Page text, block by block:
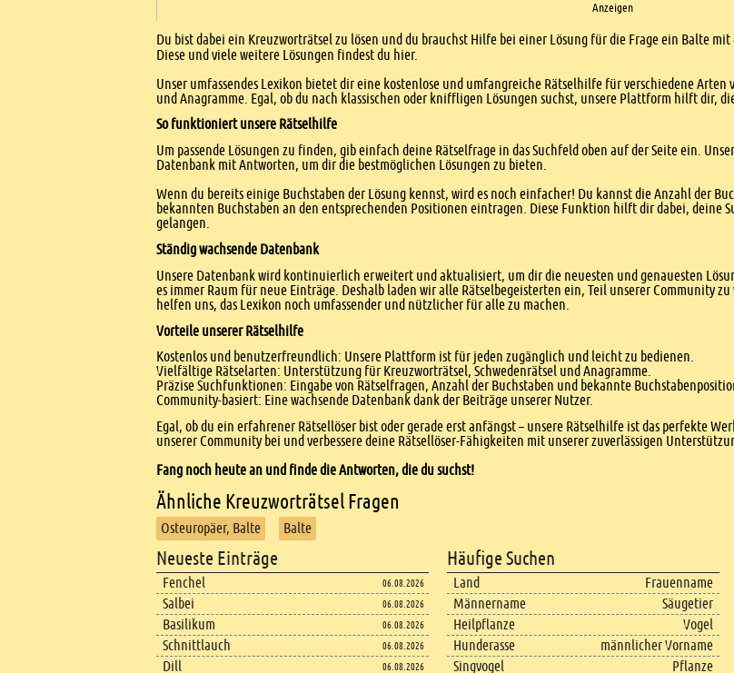
Anzeigen
Einleitung
Du bist dabei ein Kreuzworträtsel zu lösen und du brauchst Hilfe bei einer Lösung für die Frage ein Balte
Diese und viele weitere Lösungen findest du hier.
Unser umfassendes Lexikon bietet dir eine kostenlose und umfangreiche Rätselhilfe für verschiedene
und Anagramme. Egal, ob du nach klassischen oder kniffligen Lösungen suchst, unsere Plattform hilft dir,
So funktioniert unsere Rätselhilfe
Um passende Lösungen zu finden, gib einfach deine Rätselfrage in das Suchfeld oben auf der Seite ein.
Datenbank mit Antworten, um dir die bestmöglichen Lösungen zu bieten.
Wenn du bereits einige Buchstaben der Lösung kennst, wird es noch einfacher! Du kannst die Anzahl der
bekannten Buchstaben an den entsprechenden Positionen eintragen. Diese Funktion hilft dir dabei, deine
gelangen.
Ständig wachsende Datenbank
Unsere Datenbank wird kontinuierlich erweitert und aktualisiert, um dir die neuesten und genauesten
es immer Raum für neue Einträge. Deshalb laden wir alle Rätselbegeisterten ein, Teil unserer Community
helfen uns, das Lexikon noch umfassender und nützlicher für alle zu machen.
Vorteile unserer Rätselhilfe
Kostenlos und benutzerfreundlich: Unsere Plattform ist für jeden zugänglich und leicht zu bedienen.
Vielfältige Rätselarten: Unterstützung für Kreuzworträtsel, Schwedenrätsel und Anagramme.
Präzise Suchfunktionen: Eingabe von Rätselfragen, Anzahl der Buchstaben und bekannte
Community-basiert: Eine wachsende Datenbank dank der Beiträge unserer Nutzer.
Egal, ob du ein erfahrener Rätsellöser bist oder gerade erst anfängst – unsere Rätselhilfe ist das perfekte
unserer Community bei und verbessere deine Rätsellöser-Fähigkeiten mit unserer zuverlässigen
Fang noch heute an und finde die Antworten, die du suchst!
Ähnliche Kreuzworträtsel Fragen
Osteuropäer, Balte
Balte
Footer content
Neueste Einträge
Fenchel 06.08.2026
Salbei 06.08.2026
Basilikum 06.08.2026
Schnittlauch 06.08.2026
Dill 06.08.2026
Häufige Suchen
Land
Frauenname
Männername
Säugetier
Heilpflanze
Vogel
Hunderasse
männlicher Vorname
Singvogel
Pflanze